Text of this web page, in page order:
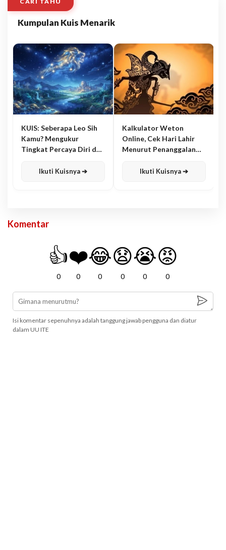
Kumpulan Kuis Menarik
KUIS: Seberapa Leo Sih
Kamu? Mengukur
Tingkat Percaya Diri dan
Ikuti Kuisnya ➔
Kalkulator Weton
Online, Cek Hari Lahir
Menurut Penanggalan
Ikuti Kuisnya ➔
Komentar
👍
0
❤️
0
😂
0
😧
0
😭
0
😡
0
Isi komentar sepenuhnya adalah tanggung jawab pengguna dan diatur
dalam UU ITE